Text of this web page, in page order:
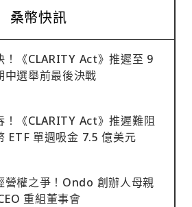
桑幣快訊
！《CLARITY Act》推遲至 9
中選舉前最後決戰
！《CLARITY Act》推遲難阻
ETF 單週吸金 7.5 億美元
營權之爭！Ondo 創辦人母親
重組董事會